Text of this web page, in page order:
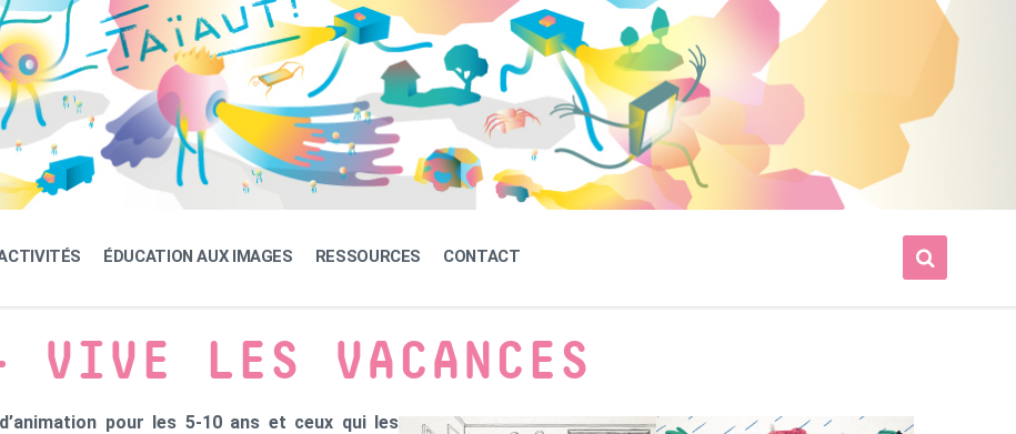
ÉDUCATION AUX IMAGES RESSOURCES CONTACT
VIVE LES VACANCES
pour les 5-10 ans et ceux qui les